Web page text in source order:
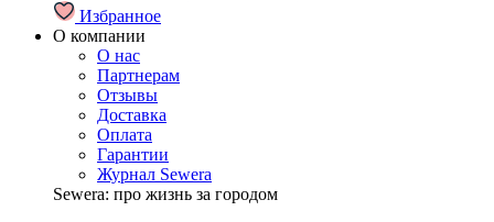
Избранное
О компании
О нас
Партнерам
Отзывы
Доставка
Оплата
Гарантии
Журнал Sewera
Sewera: про жизнь за городом